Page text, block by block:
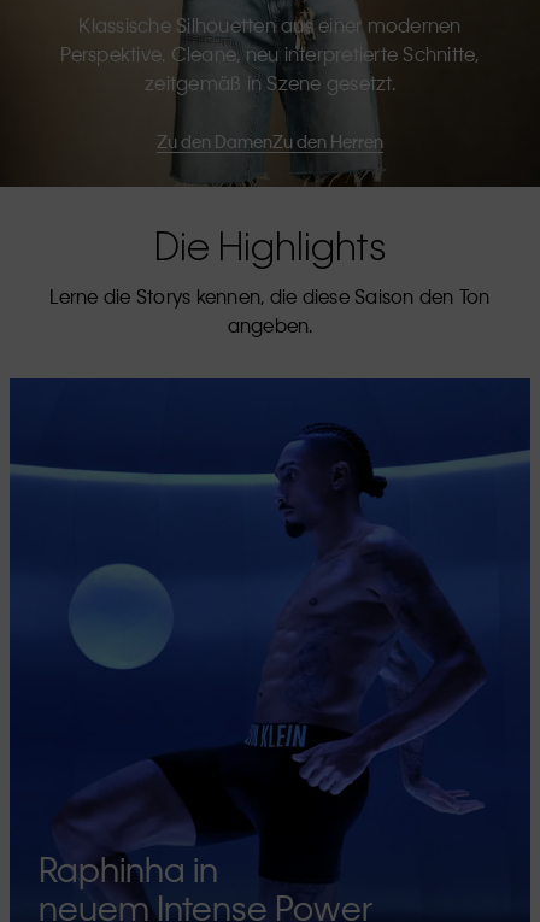
Klassische Silhouetten aus einer modernen
Perspektive. Cleane, neu interpretierte Schnitte,
zeitgemäß in Szene gesetzt.
Zu den DamenZu den Herren
Die Highlights
Lerne die Storys kennen, die diese Saison den Ton
angeben.
Raphinha in
neuem Intense Power